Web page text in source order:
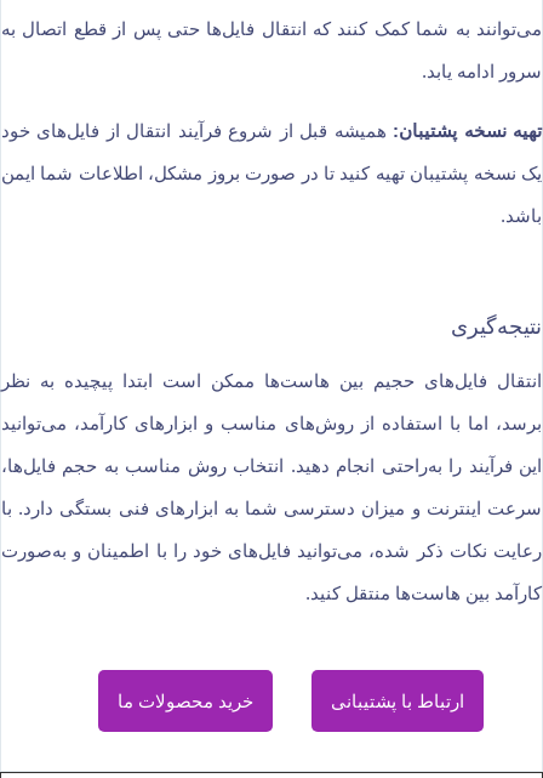
می‌توانند به شما کمک کنند که انتقال فایل‌ها حتی پس از قطع اتصال به
سرور ادامه یابد.
تهیه نسخه پشتیبان: همیشه قبل از شروع فرآیند انتقال از فایل‌های خود
یک نسخه پشتیبان تهیه کنید تا در صورت بروز مشکل، اطلاعات شما ایمن
باشد.
نتیجه‌گیری
انتقال فایل‌های حجیم بین هاست‌ها ممکن است ابتدا پیچیده به نظر
برسد، اما با استفاده از روش‌های مناسب و ابزارهای کارآمد، می‌توانید
این فرآیند را به‌راحتی انجام دهید. انتخاب روش مناسب به حجم فایل‌ها،
سرعت اینترنت و میزان دسترسی شما به ابزارهای فنی بستگی دارد. با
رعایت نکات ذکر شده، می‌توانید فایل‌های خود را با اطمینان و به‌صورت
کارآمد بین هاست‌ها منتقل کنید.
ارتباط با پشتیبانی خرید محصولات ما